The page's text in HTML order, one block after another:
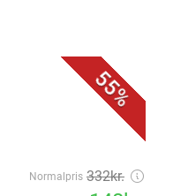
55%
Normalpris 332kr.